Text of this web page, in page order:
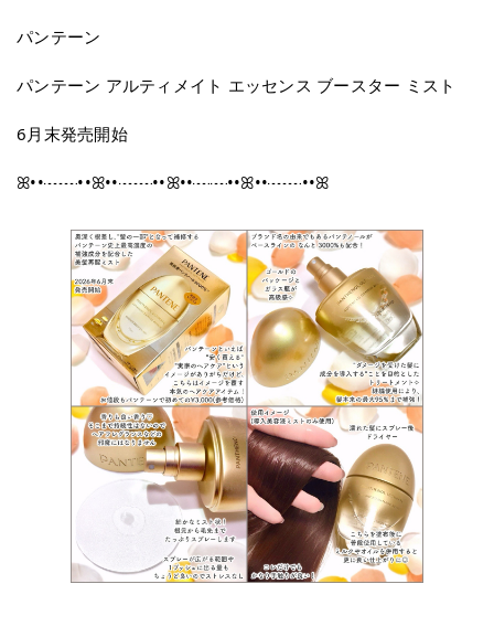
パンテーン
パンテーン アルティメイト エッセンス ブースター ミスト
6月末発売開始
ꕤ••┈┈••ꕤ••┈┈••ꕤ••┈┈••ꕤ••┈┈••ꕤ